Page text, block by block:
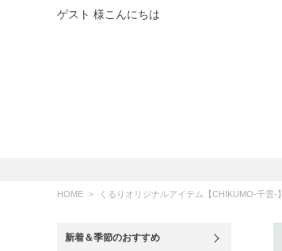
ゲスト 様こんにちは
HOME くるりオリジナルアイテム【CHIKUMO-千雲-】
新着＆季節のおすすめ